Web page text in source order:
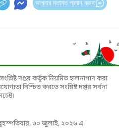
আপনার মতামত প্রদান করুন
দপ্তর কর্তৃক নিয়মিত হালনাগাদ করা
নিশ্চিত করতে সংশ্লিষ্ট দপ্তর সর্বদা
৩০ জুলাই, ২০২৬ এ